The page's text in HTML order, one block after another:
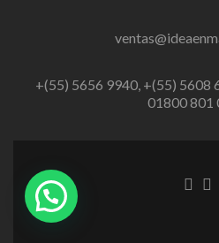
+(55) 5656 9940, +(55) 5608
01800 801
Enlace